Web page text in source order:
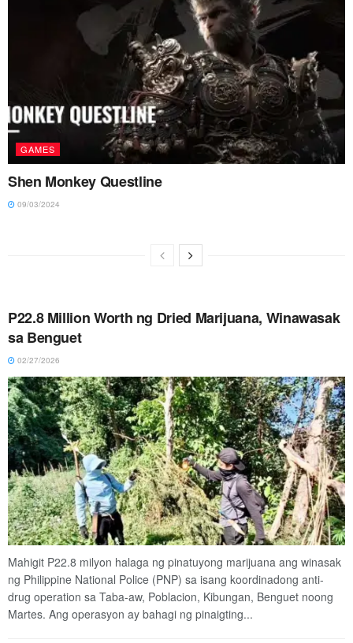
GAMES
Shen Monkey Questline
09/03/2024
P22.8 Million Worth ng Dried Marijuana, Winawasak
sa Benguet
02/27/2026
Mahigit P22.8 milyon halaga ng pinatuyong marijuana ang winasak
ng Philippine National Police (PNP) sa isang koordinadong anti-
drug operation sa Taba-aw, Poblacion, Kibungan, Benguet noong
Martes. Ang operasyon ay bahagi ng pinaigting...